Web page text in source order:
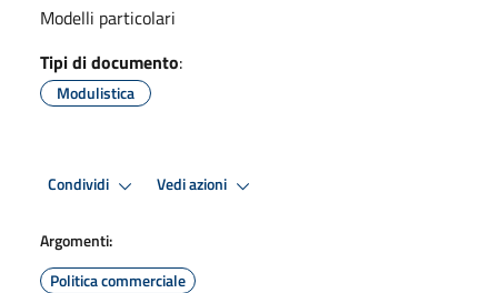
Modelli particolari
Tipi di documento:
Modulistica
Condividi Vedi azioni
Argomenti:
Politica commerciale